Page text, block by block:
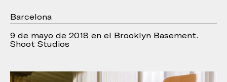
Barcelona
9 de mayo de 2018 en el Brooklyn Basement.
Shoot Studios